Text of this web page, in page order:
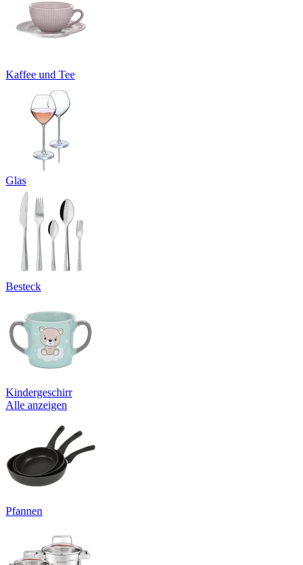
Kaffee und Tee
Glas
Besteck
Kindergeschirr
Alle anzeigen
Pfannen